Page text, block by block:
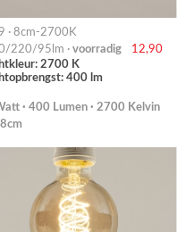
· 8cm-2700K
220/95lm · voorradig
12,90
2700 K
400 lm
· 400 Lumen · 2700 Kelvin